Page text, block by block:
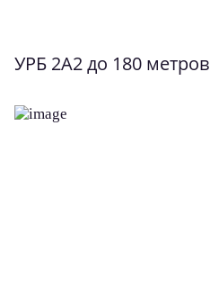
УРБ 2А2 до 180 метров